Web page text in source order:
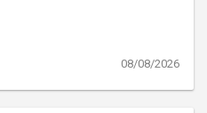
08/08/2026